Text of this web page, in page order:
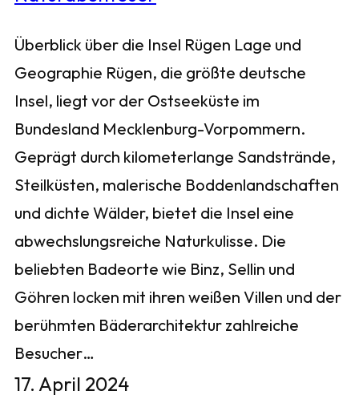
Überblick über die Insel Rügen Lage und
Geographie Rügen, die größte deutsche
Insel, liegt vor der Ostseeküste im
Bundesland Mecklenburg-Vorpommern.
Geprägt durch kilometerlange Sandstrände,
Steilküsten, malerische Boddenlandschaften
und dichte Wälder, bietet die Insel eine
abwechslungsreiche Naturkulisse. Die
beliebten Badeorte wie Binz, Sellin und
Göhren locken mit ihren weißen Villen und der
berühmten Bäderarchitektur zahlreiche
Besucher…
17. April 2024